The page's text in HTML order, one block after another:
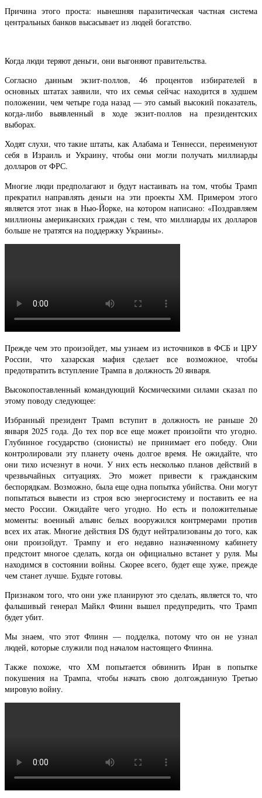
Причина этого проста: нынешняя паразитическая частная система
центральных банков высасывает из людей богатство.
Когда люди теряют деньги, они выгоняют правительства.
Согласно данным экзит-поллов, 46 процентов избирателей в
основных штатах заявили, что их семья сейчас находится в худшем
положении, чем четыре года назад — это самый высокий показатель,
когда-либо выявленный в ходе экзит-поллов на президентских
выборах.
Ходят слухи, что такие штаты, как Алабама и Теннесси, переименуют
себя в Израиль и Украину, чтобы они могли получать миллиарды
долларов от ФРС.
Многие люди предполагают и будут настаивать на том, чтобы Трамп
прекратил направлять деньги на эти проекты ХМ. Примером этого
является этот знак в Нью-Йорке, на котором написано: «Поздравляем
миллионы американских граждан с тем, что миллиарды их долларов
больше не тратятся на поддержку Украины».
Прежде чем это произойдет, мы узнаем из источников в ФСБ и ЦРУ
России, что хазарская мафия сделает все возможное, чтобы
предотвратить вступление Трампа в должность 20 января.
Высокопоставленный командующий Космическими силами сказал по
этому поводу следующее:
Избранный президент Трамп вступит в должность не раньше 20
января 2025 года. До тех пор все еще может произойти что угодно.
Глубинное государство (сионисты) не принимает его победу. Они
контролировали эту планету очень долгое время. Не ожидайте, что
они тихо исчезнут в ночи. У них есть несколько планов действий в
чрезвычайных ситуациях. Это может привести к гражданским
беспорядкам. Возможно, была еще одна попытка убийства. Они могут
попытаться вывести из строя всю энергосистему и поставить ее на
место России. Ожидайте чего угодно. Но есть и положительные
моменты: военный альянс белых вооружился контрмерами против
всех их атак. Многие действия DS будут нейтрализованы до того, как
они произойдут. Трампу и его недавно назначенному кабинету
предстоит многое сделать, когда он официально встанет у руля. Мы
находимся в состоянии войны. Скорее всего, будет еще хуже, прежде
чем станет лучше. Будьте готовы.
Признаком того, что они уже планируют это сделать, является то, что
фальшивый генерал Майкл Флинн вышел предупредить, что Трамп
будет убит.
Мы знаем, что этот Флинн — подделка, потому что он не узнал
людей, которые служили под началом настоящего Флинна.
Также похоже, что ХМ попытается обвинить Иран в попытке
покушения на Трампа, чтобы начать свою долгожданную Третью
мировую войну.